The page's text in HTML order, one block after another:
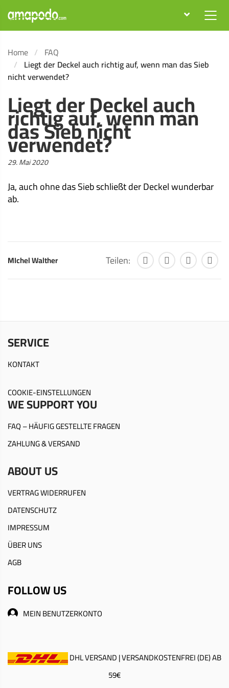
Home
FAQ
Liegt der Deckel auch richtig auf, wenn man das Sieb
nicht verwendet?
Liegt der Deckel auch
richtig auf, wenn man
das Sieb nicht
verwendet?
Veröffentlicht
29. Mai 2020
Ja, auch ohne das Sieb schließt der Deckel wunderbar
ab.
MIchel Walther Teilen:
SERVICE
KONTAKT
COOKIE-EINSTELLUNGEN
WE SUPPORT YOU
FAQ – HÄUFIG GESTELLTE FRAGEN
ZAHLUNG & VERSAND
ABOUT US
VERTRAG WIDERRUFEN
DATENSCHUTZ
IMPRESSUM
ÜBER UNS
AGB
FOLLOW US
MEIN BENUTZERKONTO
DHL VERSAND | VERSANDKOSTENFREI (DE) AB
59€